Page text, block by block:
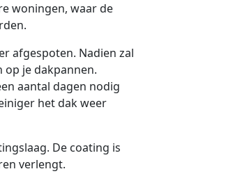
woningen, waar de
afgespoten. Nadien zal
op je dakpannen.
aantal dagen nodig
het dak weer
De coating is
verlengt.